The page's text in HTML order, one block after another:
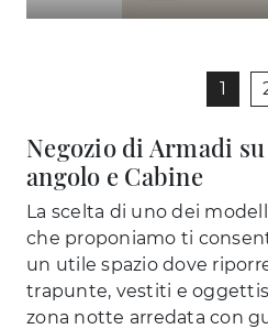
1
Negozio di Armadi
angolo e Cabine
La scelta di uno dei
che proponiamo ti
un utile spazio dove
trapunte, vestiti e
zona notte arredata con